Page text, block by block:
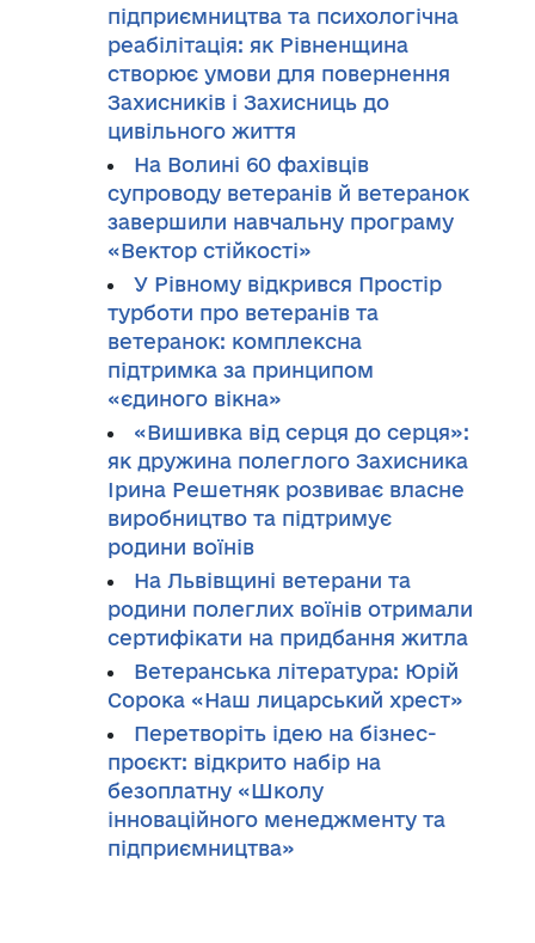
підприємництва та психологічна
реабілітація: як Рівненщина
створює умови для повернення
Захисників і Захисниць до
цивільного життя
На Волині 60 фахівців
супроводу ветеранів й ветеранок
завершили навчальну програму
«Вектор стійкості»
У Рівному відкрився Простір
турботи про ветеранів та
ветеранок: комплексна
підтримка за принципом
«єдиного вікна»
«Вишивка від серця до серця»:
як дружина полеглого Захисника
Ірина Решетняк розвиває власне
виробництво та підтримує
родини воїнів
На Львівщині ветерани та
родини полеглих воїнів отримали
сертифікати на придбання житла
Ветеранська література: Юрій
Сорока «Наш лицарський хрест»
Перетворіть ідею на бізнес-
проєкт: відкрито набір на
безоплатну «Школу
інноваційного менеджменту та
підприємництва»